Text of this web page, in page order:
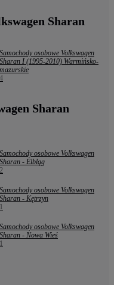
Sharan
Samochody osobowe Volkswagen
Sharan I (1995-2010) Warmińsko-
mazurskie
4
Sharan
Samochody osobowe Volkswagen
Sharan - Elbląg
2
Samochody osobowe Volkswagen
Sharan - Kętrzyn
1
Samochody osobowe Volkswagen
Sharan - Nowa Wieś
1